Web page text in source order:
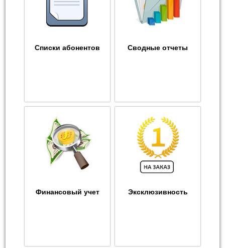
Списки абонентов Сводные отчеты
Финансовый учет Эксклюзивность